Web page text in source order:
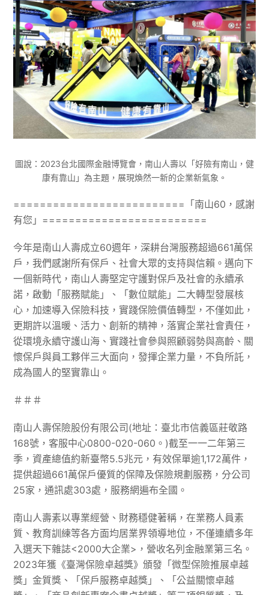
圖說：2023台北國際金融博覽會，南山人壽以「好險有南山，健
康有靠山」為主題，展現煥然一新的企業新氣象。
==========================「南山60，感謝
有您」=========================
今年是南山人壽成立60週年，深耕台灣服務超過661萬保
戶，我們感謝所有保戶、社會大眾的支持與信賴。邁向下
一個新時代，南山人壽堅定守護對保戶及社會的永續承
諾，啟動「服務賦能」、「數位賦能」二大轉型發展核
心，加速導入保險科技，實踐保險價值轉型，不僅如此，
更期許以溫暖、活力、創新的精神，落實企業社會責任，
從環境永續守護山海、實踐社會參與照顧弱勢與高齡、關
懷保戶與員工夥伴三大面向，發揮企業力量，不負所託，
成為國人的堅實靠山。
＃＃＃
南山人壽保險股份有限公司(地址：臺北市信義區莊敬路
168號，客服中心0800-020-060。)截至一一二年第三
季，資產總值約新臺幣5.5兆元，有效保單逾1,172萬件，
提供超過661萬保戶優質的保障及保險規劃服務，分公司
25家，通訊處303處，服務網遍布全國。
南山人壽素以專業經營、財務穩健著稱，在業務人員素
質、教育訓練等各方面均居業界領導地位，不僅連續多年
入選天下雜誌<2000大企業>，營收名列金融業第三名。
2023年獲《臺灣保險卓越獎》頒發「微型保險推展卓越
獎」金質獎、「保戶服務卓越獎」、「公益關懷卓越